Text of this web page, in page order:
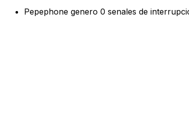
Pepephone genero 0 senales de